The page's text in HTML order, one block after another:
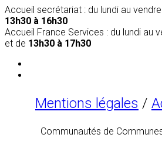
Accueil secrétariat : du lundi au
13h30 à 16h30
Accueil France Services : du lundi au
et de 13h30 à 17h30
Mentions légales /
Communautés de